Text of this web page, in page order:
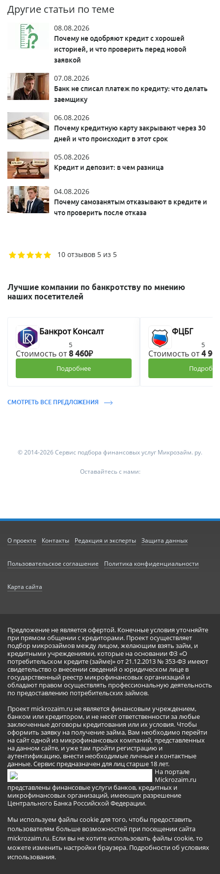
Другие статьи по теме
08.08.2026
Почему не одобряют кредит с хорошей
историей, и что проверить перед новой
заявкой
07.08.2026
Банк не списал платеж по кредиту: что делать
заемщику
06.08.2026
Почему кредитную карту закрывают через 30
дней и что происходит в этот срок
05.08.2026
Кредит и депозит: в чем разница
04.08.2026
Почему самозанятым отказывают в кредите и
что проверить после отказа
10 отзывов 5 из 5
Лучшие компании по банкротству по мнению
наших посетителей
Банкрот Консалт
5
Стоимость от8 460₽
Подробнее
ФЦБГ
5
Стоимость от4
СМОТРЕТЬ ВСЕ ПРЕДЛОЖЕНИЯ
© 2014-2026 Сервис подбора финансовых услуг Микрозайм. ру.
Оставайтесь с нами:
О проекте Контакты Редакция и эксперты Защита данных
Пользовательское соглашение Политика конфиденциальности
Карта сайта
Предложение не является офертой. Конечные условия уточняйте
при прямом общении с кредиторами. Проект осуществляет
подбор микрозаймов между лицом, желающим взять займ, и
кредитными учреждениями, которые на основании ФЗ «О
потребительском кредите (займе)» от 21.12.2013 № 353-ФЗ имеют
свидетельство о внесении сведений о юридическом лице в
государственный реестр микрофинансовых организаций и
обладают правом осуществлять профессиональную деятельность
по предоставлению потребительских займов.
Проект mickrozaim.ru не является финансовым учреждением,
банком или кредитором, и не несёт ответственности за любые
заключенные договоры кредитования или их условия. Чтобы
оформить заявку на получение займа, Вам необходимо перейти
на сайт одной из микрофинансовых компаний, представленных
на данном сайте, и уже там пройти регистрацию и
аутентификацию, внести необходимые личные и контактные
данные. Сервис предназначен для лиц старше 18 лет.
На портале
Mickrozaim.ru
представлены финансовые услуги банков, кредитных и
микрофинансовых организаций, имеющих разрешение
Центрального Банка Российской Федерации.
Мы используем файлы cookie для того, чтобы предоставить
пользователям больше возможностей при посещении сайта
mickrozaim.ru. Если вы не хотите использовать файлы cookie, то
можете изменить настройки браузера. Подробности об условиях
использования.